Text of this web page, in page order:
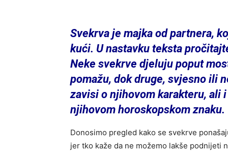
Svekrva je majka od partnera,
kući. U nastavku teksta
Neke svekrve djeluju poput
pomažu, dok druge, svjesno ili
zavisi o njihovom karakteru, ali
njihovom horoskopskom znaku.
Donosimo pregled kako se svekrve
jer tko kaže da ne možemo lakše podnijeti